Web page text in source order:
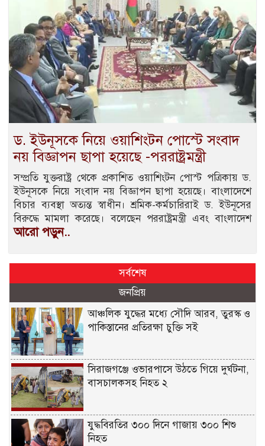
ড. ইউনূসকে নিয়ে ওয়াশিংটন পোস্টে সংবাদ
নয় বিজ্ঞাপন ছাপা হয়েছে -পররাষ্ট্রমন্ত্রী
সম্প্রতি যুক্তরাষ্ট্র থেকে প্রকাশিত ওয়াশিংটন পোস্ট পত্রিকায় ড.
ইউনূসকে নিয়ে সংবাদ নয় বিজ্ঞাপন ছাপা হয়েছে। বাংলাদেশে
বিচার ব্যবস্থা অত্যন্ত স্বাধীন। শ্রমিক-কর্মচারিরাই ড. ইউনূসের
বিরুদ্ধে মামলা করেছে। বলেছেন পররাষ্ট্রমন্ত্রী এবং বাংলাদেশ
আরো পড়ুন..
সর্বশেষ
জনপ্রিয়
আঞ্চলিক যুদ্ধের মধ্যে সৌদি আরব, তুরস্ক ও
পাকিস্তানের প্রতিরক্ষা চুক্তি সই
সিরাজগঞ্জে ওভারপাসে উঠতে গিয়ে দুর্ঘটনা,
বাসচালকসহ নিহত ২
যুদ্ধবিরতির ৩০০ দিনে গাজায় ৩০০ শিশু
নিহত